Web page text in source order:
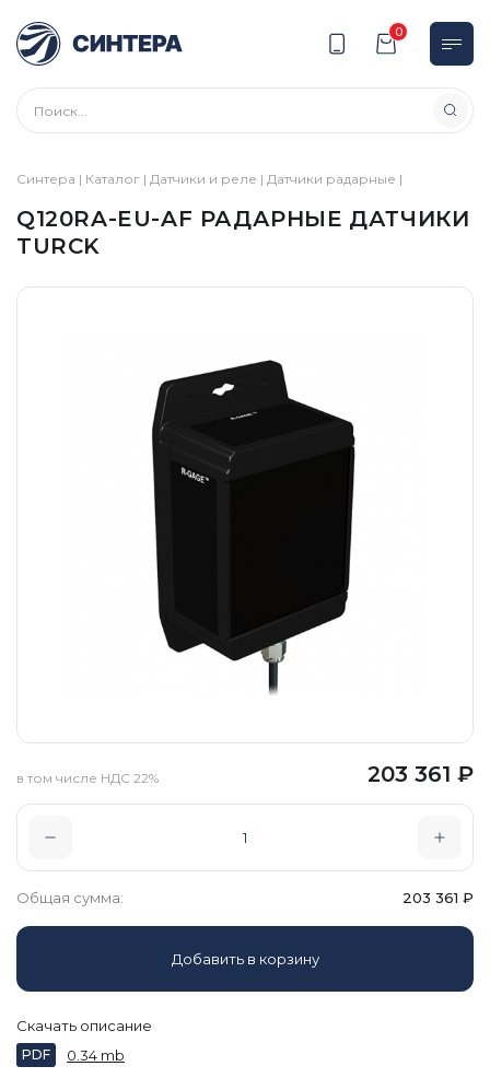
0
Синтера | Каталог | Датчики и реле | Датчики радарные |
Q120RA-EU-AF РАДАРНЫЕ ДАТЧИКИ
TURCK
203 361 ₽
в том числе НДС 22%
Общая сумма: 203 361 ₽
Добавить в корзину
Скачать описание
PDF 0.34 mb